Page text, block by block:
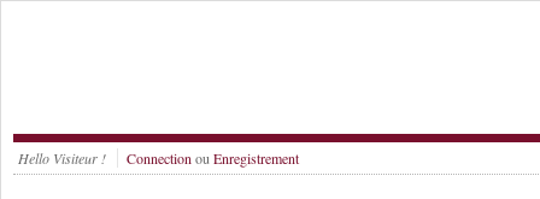
Hello Visiteur ! Connection ou Enregistrement